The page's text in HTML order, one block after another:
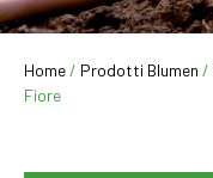
Home / Prodotti Blumen /
Fiore